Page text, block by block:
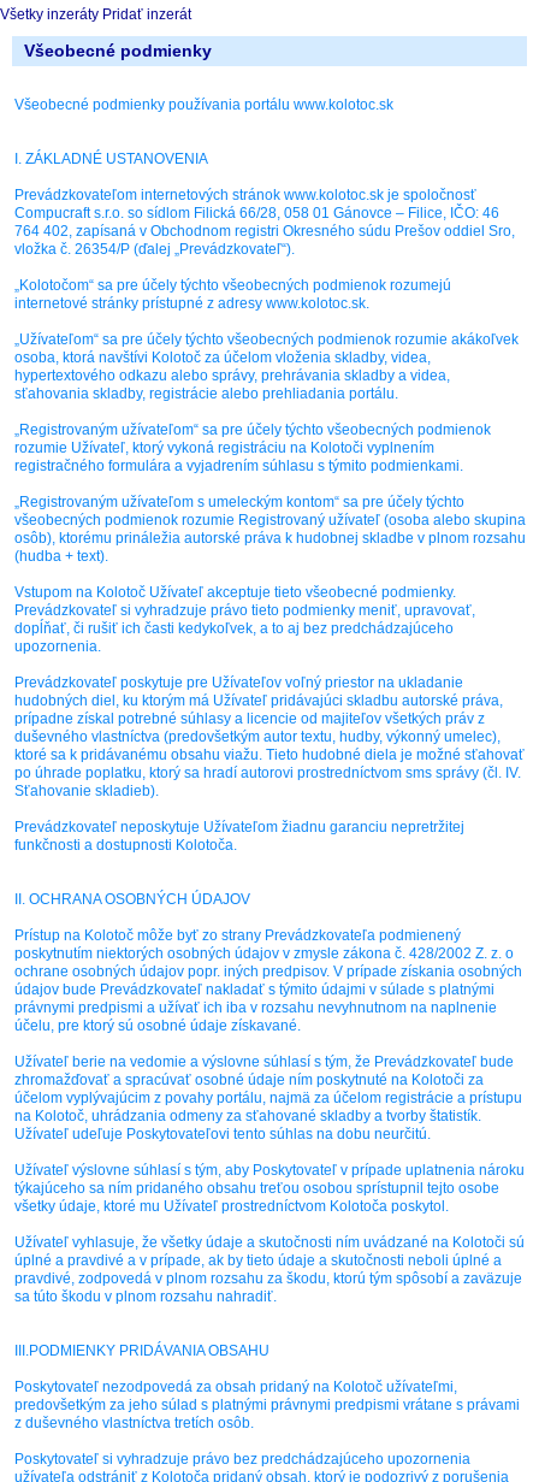
Všetky inzeráty Pridať inzerát
Všeobecné podmienky
Všeobecné podmienky používania portálu www.kolotoc.sk
I. ZÁKLADNÉ USTANOVENIA
Prevádzkovateľom internetových stránok www.kolotoc.sk je spoločnosť
Compucraft s.r.o. so sídlom Filická 66/28, 058 01 Gánovce – Filice, IČO: 46
764 402, zapísaná v Obchodnom registri Okresného súdu Prešov oddiel Sro,
vložka č. 26354/P (ďalej „Prevádzkovateľ“).
„Kolotočom“ sa pre účely týchto všeobecných podmienok rozumejú
internetové stránky prístupné z adresy www.kolotoc.sk.
„Užívateľom“ sa pre účely týchto všeobecných podmienok rozumie akákoľvek
osoba, ktorá navštívi Kolotoč za účelom vloženia skladby, videa,
hypertextového odkazu alebo správy, prehrávania skladby a videa,
sťahovania skladby, registrácie alebo prehliadania portálu.
„Registrovaným užívateľom“ sa pre účely týchto všeobecných podmienok
rozumie Užívateľ, ktorý vykoná registráciu na Kolotoči vyplnením
registračného formulára a vyjadrením súhlasu s týmito podmienkami.
„Registrovaným užívateľom s umeleckým kontom“ sa pre účely týchto
všeobecných podmienok rozumie Registrovaný užívateľ (osoba alebo skupina
osôb), ktorému prináležia autorské práva k hudobnej skladbe v plnom rozsahu
(hudba + text).
Vstupom na Kolotoč Užívateľ akceptuje tieto všeobecné podmienky.
Prevádzkovateľ si vyhradzuje právo tieto podmienky meniť, upravovať,
dopĺňať, či rušiť ich časti kedykoľvek, a to aj bez predchádzajúceho
upozornenia.
Prevádzkovateľ poskytuje pre Užívateľov voľný priestor na ukladanie
hudobných diel, ku ktorým má Užívateľ pridávajúci skladbu autorské práva,
prípadne získal potrebné súhlasy a licencie od majiteľov všetkých práv z
duševného vlastníctva (predovšetkým autor textu, hudby, výkonný umelec),
ktoré sa k pridávanému obsahu viažu. Tieto hudobné diela je možné sťahovať
po úhrade poplatku, ktorý sa hradí autorovi prostredníctvom sms správy (čl. IV.
Sťahovanie skladieb).
Prevádzkovateľ neposkytuje Užívateľom žiadnu garanciu nepretržitej
funkčnosti a dostupnosti Kolotoča.
II. OCHRANA OSOBNÝCH ÚDAJOV
Prístup na Kolotoč môže byť zo strany Prevádzkovateľa podmienený
poskytnutím niektorých osobných údajov v zmysle zákona č. 428/2002 Z. z. o
ochrane osobných údajov popr. iných predpisov. V prípade získania osobných
údajov bude Prevádzkovateľ nakladať s týmito údajmi v súlade s platnými
právnymi predpismi a užívať ich iba v rozsahu nevyhnutnom na naplnenie
účelu, pre ktorý sú osobné údaje získavané.
Užívateľ berie na vedomie a výslovne súhlasí s tým, že Prevádzkovateľ bude
zhromažďovať a spracúvať osobné údaje ním poskytnuté na Kolotoči za
účelom vyplývajúcim z povahy portálu, najmä za účelom registrácie a prístupu
na Kolotoč, uhrádzania odmeny za sťahované skladby a tvorby štatistík.
Užívateľ udeľuje Poskytovateľovi tento súhlas na dobu neurčitú.
Užívateľ výslovne súhlasí s tým, aby Poskytovateľ v prípade uplatnenia nároku
týkajúceho sa ním pridaného obsahu treťou osobou sprístupnil tejto osobe
všetky údaje, ktoré mu Užívateľ prostredníctvom Kolotoča poskytol.
Užívateľ vyhlasuje, že všetky údaje a skutočnosti ním uvádzané na Kolotoči sú
úplné a pravdivé a v prípade, ak by tieto údaje a skutočnosti neboli úplné a
pravdivé, zodpovedá v plnom rozsahu za škodu, ktorú tým spôsobí a zaväzuje
sa túto škodu v plnom rozsahu nahradiť.
III.PODMIENKY PRIDÁVANIA OBSAHU
Poskytovateľ nezodpovedá za obsah pridaný na Kolotoč užívateľmi,
predovšetkým za jeho súlad s platnými právnymi predpismi vrátane s právami
z duševného vlastníctva tretích osôb.
Poskytovateľ si vyhradzuje právo bez predchádzajúceho upozornenia
užívateľa odstrániť z Kolotoča pridaný obsah, ktorý je podozrivý z porušenia